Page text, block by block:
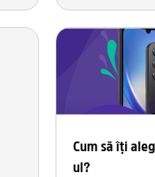
Cum să îți
ul?